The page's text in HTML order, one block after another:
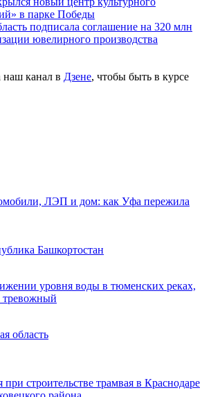
в парке Победы
подписала соглашение на 320 млн
ювелирного производства
наш канал в Дзене, чтобы быть в курсе
ЛЭП и дом: как Уфа пережила
Башкортостан
уровня воды в тюменских реках,
тревожный
область
строительстве трамвая в Краснодаре